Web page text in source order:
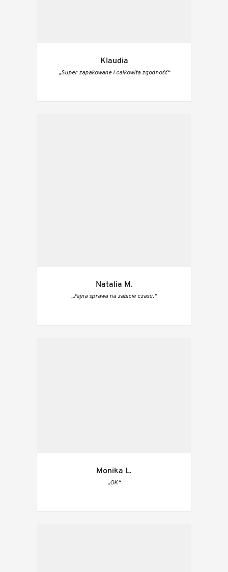
Klaudia
„Super zapakowane i całkowita zgodność“
Natalia M.
„Fajna sprawa na zabicie czasu.“
Monika L.
„OK“